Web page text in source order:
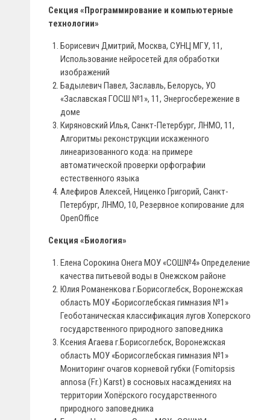
Секция «Программирование и компьютерные
технологии»
Борисевич Дмитрий, Москва, СУНЦ МГУ, 11,
Использование нейросетей для обработки
изображений
Бадылевич Павел, Заславль, Белорусь, УО
«Заславская ГОСШ №1», 11, Энергосбережение в
доме
Киряновский Илья, Санкт-Петербург, ЛНМО, 11,
Алгоритмы реконструкции искаженного
линеаризованного кода: на примере
автоматической проверки орфографии
естественного языка
Алефиров Алексей, Ниценко Григорий, Санкт-
Петербург, ЛНМО, 10, Резервное копирование для
OpenOffice
Секция «Биология»
Елена Сорокина Онега МОУ «СОШ№4» Определение
качества питьевой воды в Онежском районе
Юлия Романенкова г.Борисоглебск, Воронежская
область МОУ «Борисоглебская гимназия №1»
Геоботаническая классификация лугов Хоперского
государственного природного заповедника
Ксения Агаева г.Борисоглебск, Воронежская
область МОУ «Борисоглебская гимназия №1»
Мониторинг очагов корневой губки (Fomitopsis
annosa (Fr.) Karst) в сосновых насаждениях на
территории Хопёрского государственного
природного заповедника